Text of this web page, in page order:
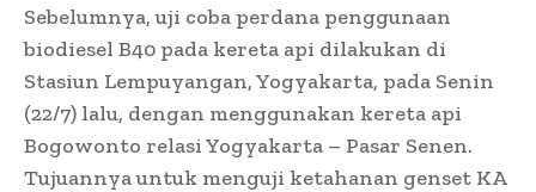
Sebelumnya, uji coba perdana penggunaan
biodiesel B40 pada kereta api dilakukan di
Stasiun Lempuyangan, Yogyakarta, pada Senin
(22/7) lalu, dengan menggunakan kereta api
Bogowonto relasi Yogyakarta – Pasar Senen.
Tujuannya untuk menguji ketahanan genset KA